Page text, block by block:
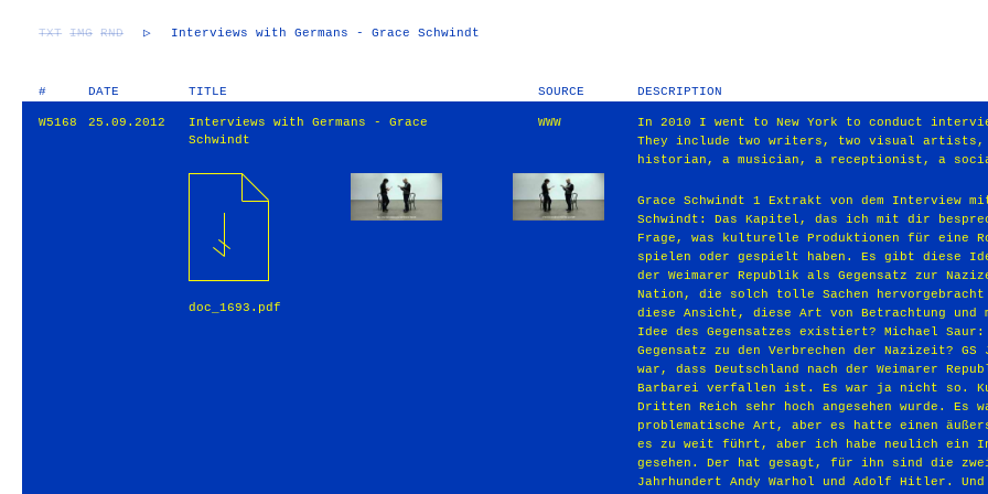
TXT IMG RND ▷ Interviews with Germans - Grace Schwindt
# DATE TITLE SOURCE DESCRIPTION
W5168 25.09.2012
Interviews with Germans - Grace
Schwindt
WWW
doc_1693.pdf
In 2010 I went to New York to conduct
They include two writers, two visual
historian, a musician, a receptionist, a
Grace Schwindt 1 Extrakt von dem Interview mit Michael Saur New York, 11.02.2010 Grace Schwindt: Das Kapitel, das ich mit dir besprechen möchte, beschäftigt sich mit der Frage, was kulturelle Produktionen für eine Rolle im Umgang mit deutscher Geschichte spielen oder gespielt haben. Es gibt diese Idee, dass die kulturellen Produktionen in der Weimarer Republik als Gegensatz zur Nazizeit empfunden wurden. Wie kann eine Nation, die solch tolle Sachen hervorgebracht hat, auch Massenmörder sein? Gab es diese Ansicht, diese Art von Betrachtung und meinst du, dass heute immer noch diese Idee des Gegensatzes existiert? Michael Saur: Produktionen der Weimarer Republik als Gegensatz zu den Verbrechen der Nazizeit? GS Ja. MS Ich weiß nicht, ob es wirklich so war, dass Deutschland nach der Weimarer Republik tatsächlich in eine totale kulturelle Barbarei verfallen ist. Es war ja nicht so. Kultur und Kunst war ja etwas, dass im Dritten Reich sehr hoch angesehen wurde. Es war nur stark zensiert auf sehr problematische Art, aber es hatte einen äußerst hohen Stellenwert. Ich weiß nicht, ob es zu weit führt, aber ich habe neulich ein Interview mit dem Maler Julian Schnabel gesehen. Der hat gesagt, für ihn sind die zwei meist missverstandenen Menschen des 20. Jahrhundert Andy Warhol und Adolf Hitler. Und ich hab danach gedacht: „Hmm, was kann er damit gemeint haben?“ Julian Schnabel selber ist Jude. Und ich weiß nicht, ob, aber er könnte folgendes gemeint haben: Es wird sich ja immer so ein bisschen über Hitler’s Hintergrund als Maler lustig gemacht. Er war Künstler, also er war Künstler von der Ausbildung her und ich glaube, ihm ist einfach sein größtes Kunstwerk stark aus dem Ruder gelaufen. Aber er hatte eine Vision, die mich auch manchmal an die Land Art Künstler hier in Amerika erinnert. Die wahnsinnig visionäre Projekte verwirklichen, die Jahrzehnte dauern. Das ist ein problematischer Vergleich. Aber sagen wir mal, von seiner Visionskraft, erinnert mich das schon daran und ich glaube Julian Schnabel könnte das gemeint haben. Um noch mal auf deine Frage zurückzukommen. Ich glaube nicht, dass dieses feinsinnige künstlerische Land, plötzlich ins Mittelalter zurückgefallen ist. Das ist eine komische Ansicht. GS Nein, das eh nicht. Was meine Frage dazu ist: Sollte es als Gegensatz empfunden worden sein, bedeutet es, dass die Hochkultur etwas moralisch Gutes sei. Wenn gesagt wird, die Weimarer Republik war sehr frei, und sie war am blühen und dann plötzlich kam die Nazizeit? MS Aber was war denn genau am blühen in der Weimarer Republik? In der Malerei, war es der Expressionismus. Das waren schon tolle Sachen, aber die waren natürlich auch stark durch die Zeit geprägt. Durch die Grauen des ersten Krieges. Und es ist ja nicht so, als herrschte da eine Wahnsinnsblüte, eine Art Renaissance, wo alles wunderbar Grace Schwindt 2 war. Sondern das Land war ja schon stak verwundet in der Zeit, und es hat sich auch in der Kunst der Weimarer Republik gezeigt. GS Ich hab diese Frage aufgegriffen, sie ist mir begegnet, ich selbst empfinde es ja nicht so. Wie konnte Nazideutschland entstehen, wenn es doch so eine Hochkultur gab? MS Ich versteh schon was du sagst, und alles was ich sage, sind spielerische Überlegungen, weil ich keinen Anspruch habe, es zu wissen oder wissen zu können, aber die Überlegungen sind vielleicht gestattet. Es ist ja auch alles miteinander verknüpft, vielleicht war auch der Expressionismus zum Beispiel in seiner Extremität etwas, was angekündigt hat, was danach folgen würde. Ich finde, diese Sachen sind schwer voneinander zu trennen. GS Ja MS Also wenn man sich diese Bilder von Georg Grosz vergegenwärtigt, die sind ja schaurig und diese zerbrochenen Menschen kommen noch aus den Verletzungen des ersten Weltkrieges. Das ist eigentlich ein bisschen visionär gewesen, denn das gleiche ist später wieder passiert, dann noch schlimmer. GS Ich denke auch, dass man Zeiten unbedingt in Verbindung bringen muss. Ich finde es zum Beispiel sehr problematisch, dass es den Wunsch zu geben scheint, Nazideutschland zu isolieren. So kam es mir immer wieder vor. Dass es eben was ist, was nicht zu einem gehört. Das ist mir immer wieder begegnet. Genauso problematisch finde ich die Idee, dass Faschismus nicht Teil von einem selbst, sondern immer außen ist. Und Nazideutschland für Deutschland eine Ausnahme war, obwohl der erste Weltkrieg direkt davor passiert ist. MS Das ist ja eh eine Binsenweisheit, dass man die zwei Kriege voneinander trennen kann. Der zweite Weltkrieg oder Hitlerdeutschland wäre ohne den ersten Krieg so nicht passiert, glaube ich. GS Wie meinst du das? MS Das Selbstbewusstsein war stark angeknackst und die Nazis waren extrem geschickte Populisten und Deutschland war eine neurotische Nation nach dem ersten Weltkrieg. Der Krieg war verloren, es musste alles abgegeben werden plus die Inflation, es ging nichts mehr. Und plötzlich kommt da jemand her, und sagt, das ist ja alles falsch, wir sind ja eigentlich Wer, wir können das alles wieder zum blühen bringen. Wie man in Amerika sagt, es wholesome machen, das war eine